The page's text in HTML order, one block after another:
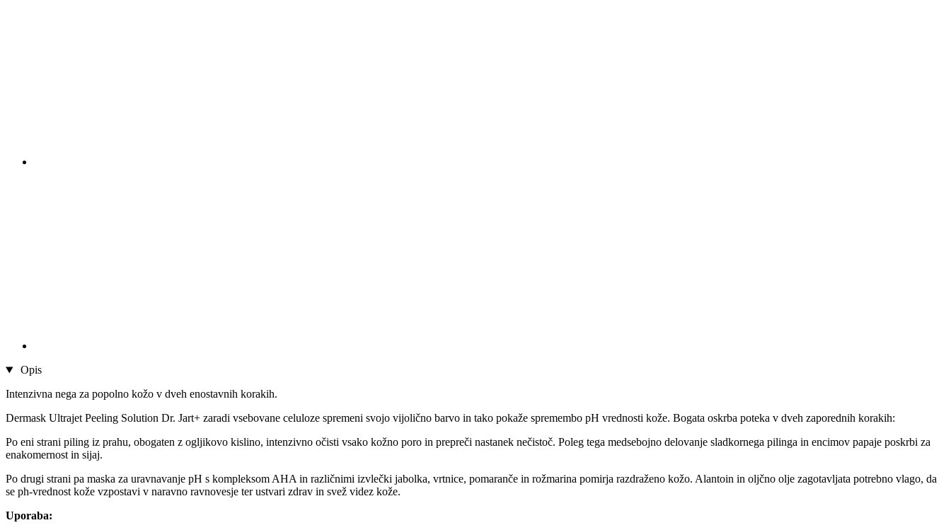
Opis
Intenzivna nega za popolno kožo v dveh enostavnih korakih.
Dermask Ultrajet Peeling Solution Dr. Jart+ zaradi vsebovane celuloze spremeni svojo vijolično barvo in tako pokaže spremembo pH vrednosti kože. Bogata oskrba poteka v dveh zaporednih korakih:
Po eni strani piling iz prahu, obogaten z ogljikovo kislino, intenzivno očisti vsako kožno poro in prepreči nastanek nečistoč. Poleg tega medsebojno delovanje sladkornega pilinga in encimov papaje poskrbi za
enakomernost in sijaj.
Po drugi strani pa maska za uravnavanje pH s kompleksom AHA in različnimi izvlečki jabolka, vrtnice, pomaranče in rožmarina pomirja razdraženo kožo. Alantoin in oljčno olje zagotavljata potrebno vlago, da
se ph-vrednost kože vzpostavi v naravno ravnovesje ter ustvari zdrav in svež videz kože.
Uporaba: